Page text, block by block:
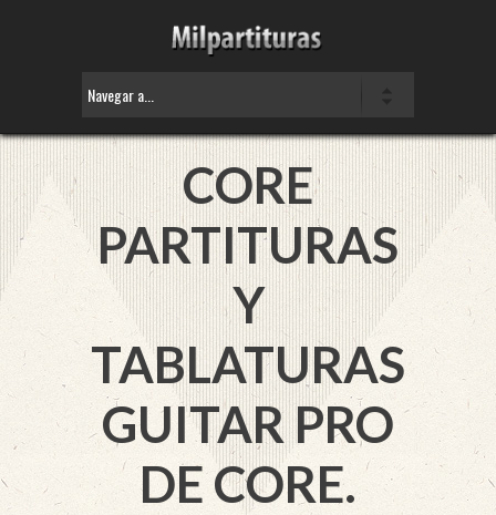
CORE
PARTITURAS
Y
TABLATURAS
GUITAR PRO
DE CORE.